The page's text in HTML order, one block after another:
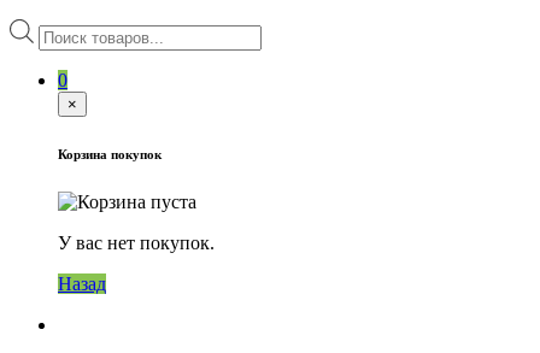
Поиск
товаров
0
×
Корзина покупок
У вас нет покупок.
Назад